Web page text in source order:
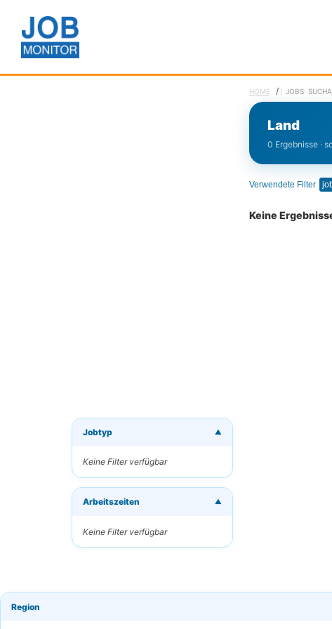
HOME / JOBS:
Land
0 Ergebnisse ·
Verwendete Filter
Keine
Jobtyp ▼
Keine Filter verfügbar
Arbeitszeiten ▼
Keine Filter verfügbar
Region